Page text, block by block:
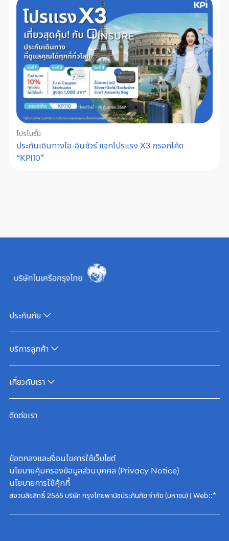
โปรโมชั่น
ประกันเดินทางไอ-อินชัวร์ แจกโปรแรง X3 กรอกโค้ด
“KPI10”
ประกันภัย
บริการลูกค้า
เกี่ยวกับเรา
ติดต่อเรา
ข้อตกลงและเงื่อนไขการใช้เว็บไซต์
นโยบายคุ้มครองข้อมูลส่วนบุคคล (Privacy Notice)
นโยบายการใช้คุ้กกี้
สงวนลิขสิทธิ์ 2565 บริษัท กรุงไทยพานิชประกันภัย จำกัด (มหาชน) | Web::*